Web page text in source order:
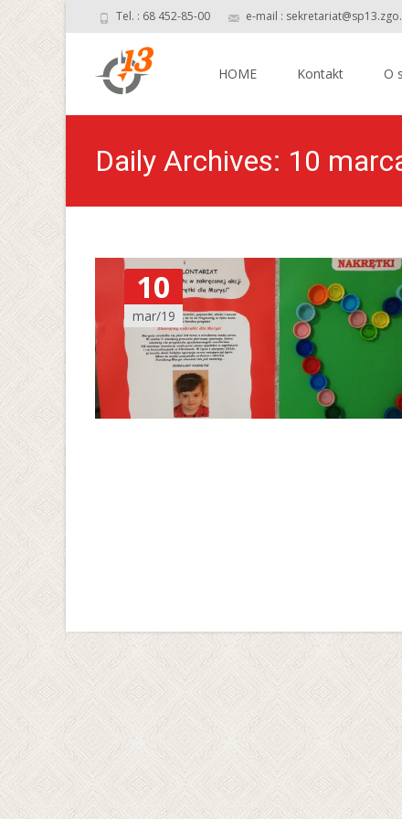
Tel. : 68 452-85-00 e-mail :
HOME Kontakt O
Daily Archives: 10
10
mar/19